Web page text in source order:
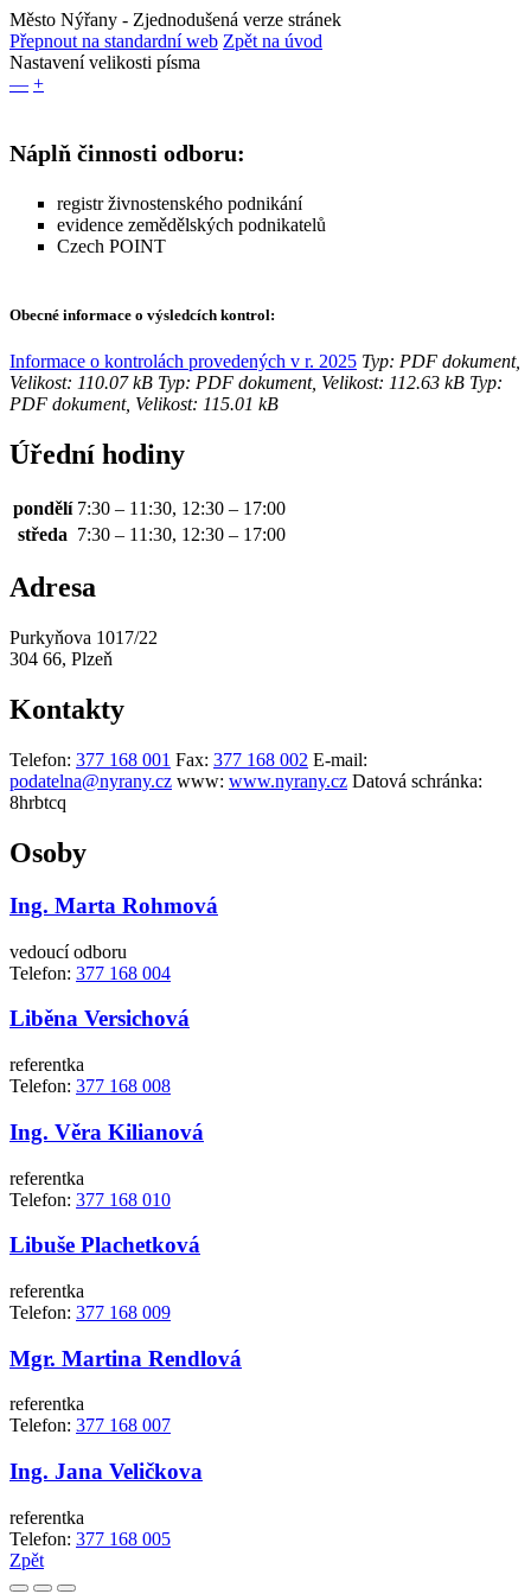
Město Nýřany - Zjednodušená verze stránek
Přepnout na standardní web Zpět na úvod
Nastavení velikosti písma
— +
Náplň činnosti odboru:
registr živnostenského podnikání
evidence zemědělských podnikatelů
Czech POINT
Obecné informace o výsledcích kontrol:
Informace o kontrolách provedených v r. 2025 Typ: PDF dokument,
Velikost: 110.07 kB Typ: PDF dokument, Velikost: 112.63 kB Typ:
PDF dokument, Velikost: 115.01 kB
Úřední hodiny
pondělí 7:30 – 11:30, 12:30 – 17:00
středa 7:30 – 11:30, 12:30 – 17:00
Adresa
Purkyňova 1017/22
304 66, Plzeň
Kontakty
Telefon: 377 168 001 Fax: 377 168 002 E-mail:
podatelna@nyrany.cz www: www.nyrany.cz Datová schránka:
8hrbtcq
Osoby
Ing. Marta Rohmová
vedoucí odboru
Telefon: 377 168 004
Liběna Versichová
referentka
Telefon: 377 168 008
Ing. Věra Kilianová
referentka
Telefon: 377 168 010
Libuše Plachetková
referentka
Telefon: 377 168 009
Mgr. Martina Rendlová
referentka
Telefon: 377 168 007
Ing. Jana Veličkova
referentka
Telefon: 377 168 005
Zpět